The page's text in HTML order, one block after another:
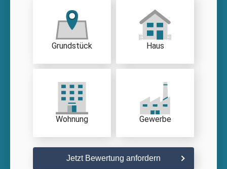
Grundstück Haus
Wohnung Gewerbe
Jetzt Bewertung anfordern